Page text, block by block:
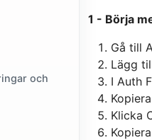
och
1 - Börja
Gå till
Lägg
I Auth
Klicka